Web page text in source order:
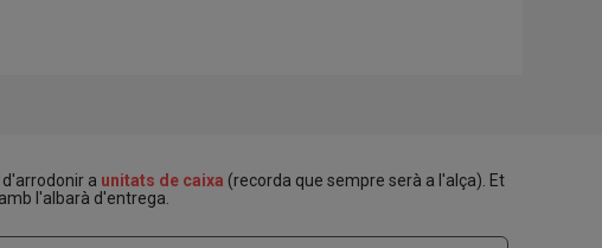
a unitats de caixa (recorda que sempre serà a l'alça). Et
l'albarà d'entrega.